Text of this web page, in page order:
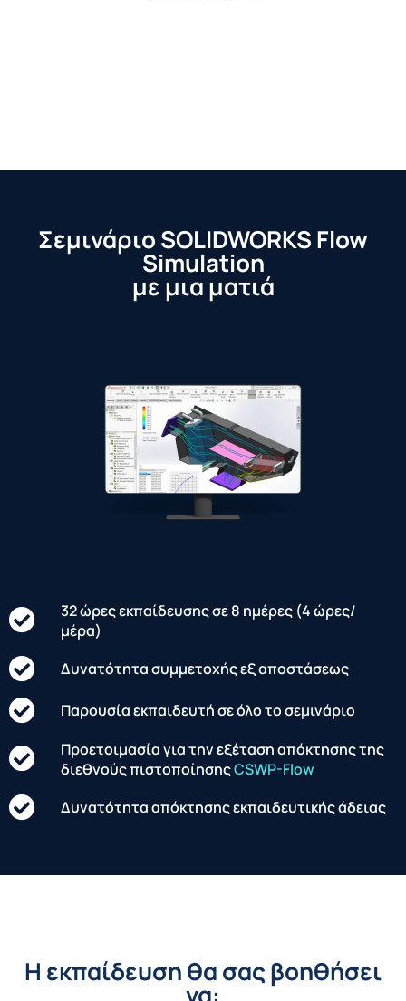
Σεμινάριο SOLIDWORKS Flow
Simulation
με μια ματιά
32 ώρες εκπαίδευσης σε 8 ημέρες (4 ώρες/
μέρα)
Δυνατότητα συμμετοχής εξ αποστάσεως
Παρουσία εκπαιδευτή σε όλο το σεμινάριο
Προετοιμασία για την εξέταση απόκτησης της
διεθνούς πιστοποίησηςCSWP-Flow
Δυνατότητα απόκτησης εκπαιδευτικής άδειας
Η εκπαίδευση θα σας βοηθήσει
να: